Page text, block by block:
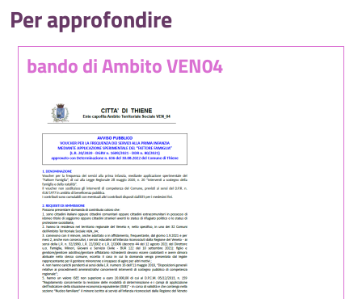
Per approfondire
bando di Ambito VEN04